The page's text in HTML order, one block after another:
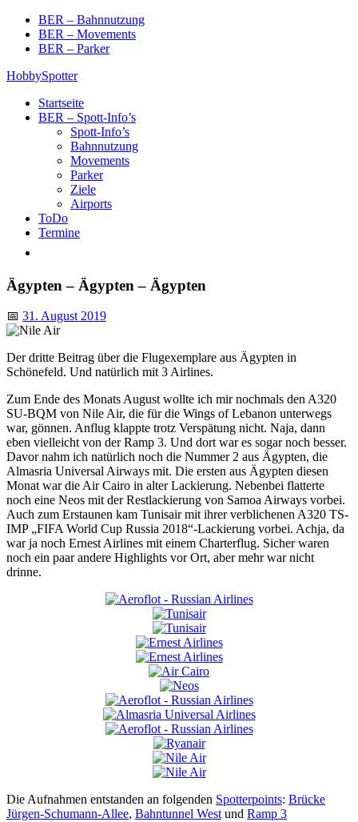
Skip
content
BER – Bahnnutzung
BER – Movements
BER – Parker
HobbySpotter
Startseite
BER – Spott-Info’s
Spott-Info’s
Bahnnutzung
Movements
Parker
Ziele
Airports
ToDo
Termine
Ägypten – Ägypten – Ägypten
📅 31. August 2019
Der dritte Beitrag über die Flugexemplare aus Ägypten in
Schönefeld. Und natürlich mit 3 Airlines.
Zum Ende des Monats August wollte ich mir nochmals den A320
SU-BQM von Nile Air, die für die Wings of Lebanon unterwegs
war, gönnen. Anflug klappte trotz Verspätung nicht. Naja, dann
eben vielleicht von der Ramp 3. Und dort war es sogar noch besser.
Davor nahm ich natürlich noch die Nummer 2 aus Ägypten, die
Almasria Universal Airways mit. Die ersten aus Ägypten diesen
Monat war die Air Cairo in alter Lackierung. Nebenbei flatterte
noch eine Neos mit der Restlackierung von Samoa Airways vorbei.
Auch zum Erstaunen kam Tunisair mit ihrer verblichenen A320 TS-
IMP „FIFA World Cup Russia 2018“-Lackierung vorbei. Achja, da
war ja noch Ernest Airlines mit einem Charterflug. Sicher waren
noch ein paar andere Highlights vor Ort, aber mehr war nicht
drinne.
Die Aufnahmen entstanden an folgenden Spotterpoints: Brücke
Jürgen-Schumann-Allee, Bahntunnel Westund Ramp 3